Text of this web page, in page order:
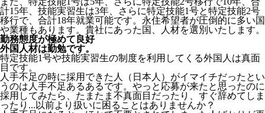
計15年、技能実習生は3年、さらに特定技能1号と特定技能2号
移行で、合計18年就業可能です。永住希望者が圧倒的に多い国
や業種もあります。貴社にあった国、人材を選別いたします。
勤務態度が極めて良好
外国人材は勤勉です。
特定技能1号や技能実習生の制度を利用してくる外国人は真面
目 です。
人手不足の時に採用できた人（日本人）がイマイチだったとい
うのは人手不足あるあるです。やっと応募が来たと思ったのに
採用してみたら、たまたま不真面目だったり、すぐ辞めてしま
ったり...以前より扱いに困ることはありませんか？